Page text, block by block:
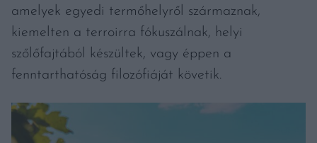
amelyek egyedi termőhelyről származnak,
kiemelten a terroirra fókuszálnak, helyi
szőlőfajtából készültek, vagy éppen a
fenntarthatóság filozófiáját követik.